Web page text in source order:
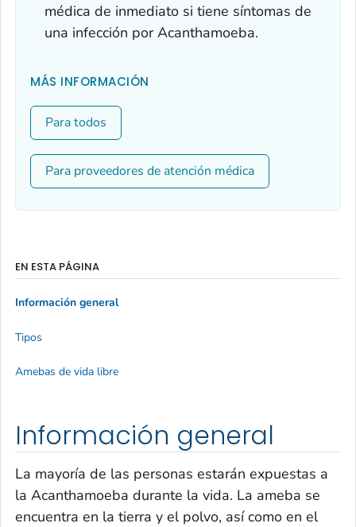
médica de inmediato si tiene síntomas de
una infección porAcanthamoeba.
MÁS INFORMACIÓN
Para todos
Para proveedores de atención médica
Información general
La mayoría de las personas estarán expuestas a
la Acanthamoeba durante la vida. La ameba se
encuentra en la tierra y el polvo, así como en el
EN ESTA PÁGINA
Información general
Tipos
Amebas de vida libre